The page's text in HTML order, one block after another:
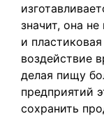
значит, она
и
воздействие
делая пищу
предприятий
сохранить